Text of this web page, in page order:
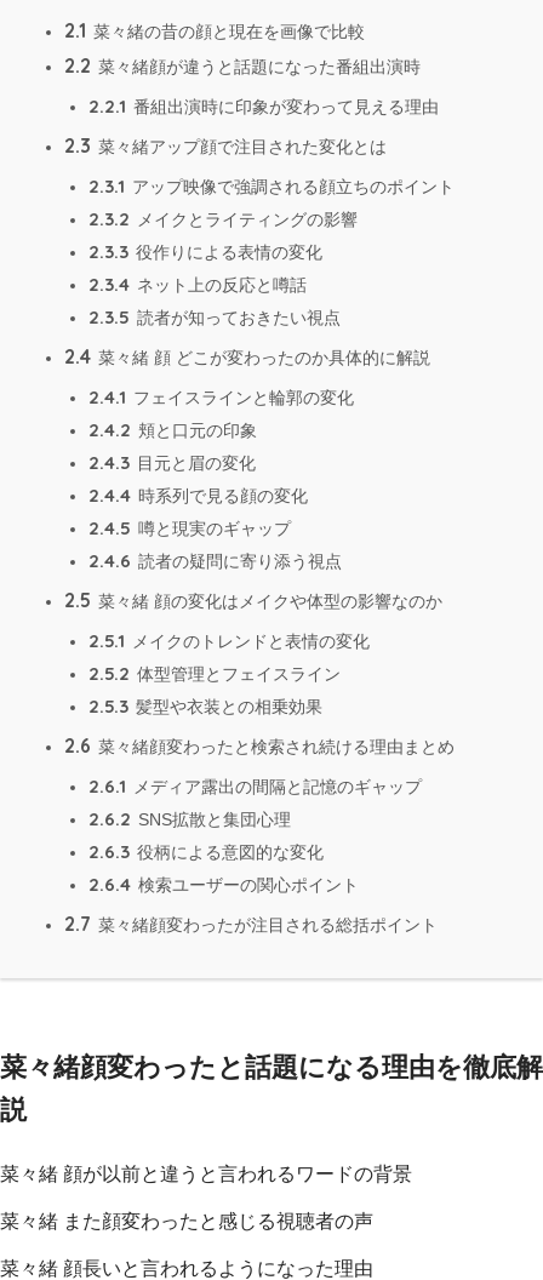
2.1 菜々緒の昔の顔と現在を画像で比較
2.2 菜々緒顔が違うと話題になった番組出演時
2.2.1 番組出演時に印象が変わって見える理由
2.3 菜々緒アップ顔で注目された変化とは
2.3.1 アップ映像で強調される顔立ちのポイント
2.3.2 メイクとライティングの影響
2.3.3 役作りによる表情の変化
2.3.4 ネット上の反応と噂話
2.3.5 読者が知っておきたい視点
2.4 菜々緒 顔 どこが変わったのか具体的に解説
2.4.1 フェイスラインと輪郭の変化
2.4.2 頬と口元の印象
2.4.3 目元と眉の変化
2.4.4 時系列で見る顔の変化
2.4.5 噂と現実のギャップ
2.4.6 読者の疑問に寄り添う視点
2.5 菜々緒 顔の変化はメイクや体型の影響なのか
2.5.1 メイクのトレンドと表情の変化
2.5.2 体型管理とフェイスライン
2.5.3 髪型や衣装との相乗効果
2.6 菜々緒顔変わったと検索され続ける理由まとめ
2.6.1 メディア露出の間隔と記憶のギャップ
2.6.2 SNS拡散と集団心理
2.6.3 役柄による意図的な変化
2.6.4 検索ユーザーの関心ポイント
2.7 菜々緒顔変わったが注目される総括ポイント
菜々緒顔変わったと話題になる理由を徹底解
説
菜々緒 顔が以前と違うと言われるワードの背景
菜々緒 また顔変わったと感じる視聴者の声
菜々緒 顔長いと言われるようになった理由